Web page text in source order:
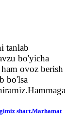
tanlab
bo'yicha
ovoz berish
bo'lsa
shart.Marhamat